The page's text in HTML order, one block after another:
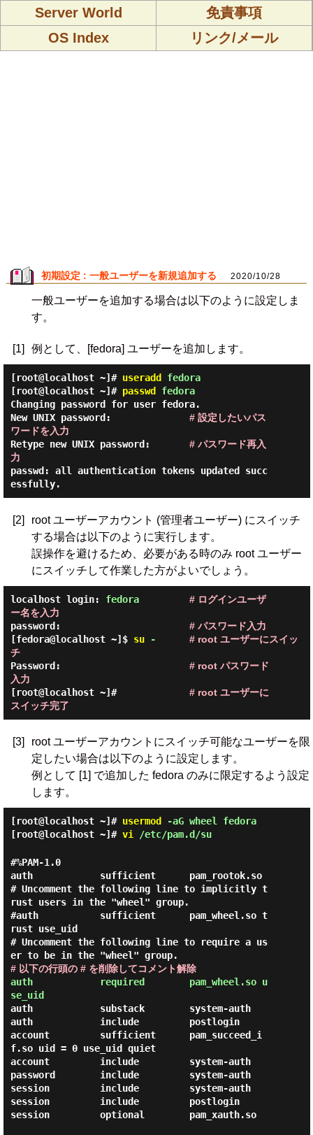
Server World
免責事項
OS Index
リンク/メール
初期設定 : 一般ユーザーを新規追加する 2020/10/28
一般ユーザーを追加する場合は以下のように設定しま
す。
[1] 例として、[fedora] ユーザーを追加します。
[root@localhost ~]# useradd fedora
[root@localhost ~]# passwd fedora
Changing password for user fedora.
New UNIX password: # 設定したいパス
ワードを入力
Retype new UNIX password: # パスワード再入
力
passwd: all authentication tokens updated succ
[2]
root ユーザーアカウント (管理者ユーザー) にスイッチ
する場合は以下のように実行します。
誤操作を避けるため、必要がある時のみ root ユーザー
にスイッチして作業した方がよいでしょう。
localhost login: fedora
# ログインユーザ
ー名を入力
password: # パスワード入力
[fedora@localhost ~]$ su-
# root ユーザーにスイッ
チ
Password: # root パスワード
入力
[root@localhost ~]# # root ユーザーに
スイッチ完了
[3]
root ユーザーアカウントにスイッチ可能なユーザーを限
定したい場合は以下のように設定します。
例として [1] で追加した fedora のみに限定するよう設定
します。
[root@localhost ~]# usermod -aG wheel fedora
[root@localhost ~]# vi /etc/pam.d/su
#%PAM-1.0
auth            sufficient      pam_rootok.so
# Uncomment the following line to implicitly t
rust users in the "wheel" group.
#auth           sufficient      pam_wheel.so t
rust use_uid
# Uncomment the following line to require a us
# 以下の行頭の # を削除してコメント解除
auth            required        pam_wheel.so u
se_uid
auth            substack        system-auth
auth            include         postlogin
account         sufficient      pam_succeed_i
f.so uid = 0 use_uid quiet
account         include         system-auth
password        include         system-auth
session         include         system-auth
session         include         postlogin
session         optional        pam_xauth.so